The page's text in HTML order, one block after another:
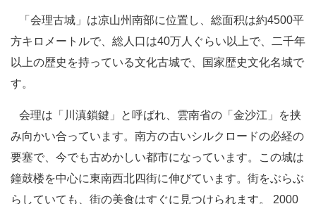
「会理古城」は凉山州南部に位置し、総面积は約4500平
方キロメートルで、総人口は40万人ぐらい以上で、二千年
以上の歴史を持っている文化古城で、国家歴史文化名城で
す。
会理は「川滇鎖鍵」と呼ばれ、雲南省の「金沙江」を挟
み向かい合っています。南方の古いシルクロードの必経の
要塞で、今でも古めかしい都市になっています。この城は
鐘鼓楼を中心に東南西北四街に伸びています。街をぶらぶ
らしていても、街の美食はすぐに見つけられます。 2000